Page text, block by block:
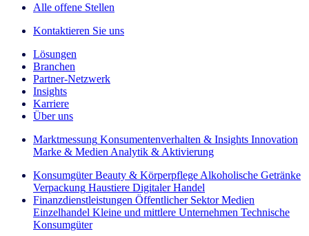
Alle offene Stellen
Kontaktieren Sie uns
Lösungen
Branchen
Partner-Netzwerk
Insights
Karriere
Über uns
Marktmessung Konsumentenverhalten & Insights Innovation
Marke & Medien Analytik & Aktivierung
Konsumgüter Beauty & Körperpflege Alkoholische Getränke
Verpackung Haustiere Digitaler Handel
Finanzdienstleistungen Öffentlicher Sektor Medien
Einzelhandel Kleine und mittlere Unternehmen Technische
Konsumgüter